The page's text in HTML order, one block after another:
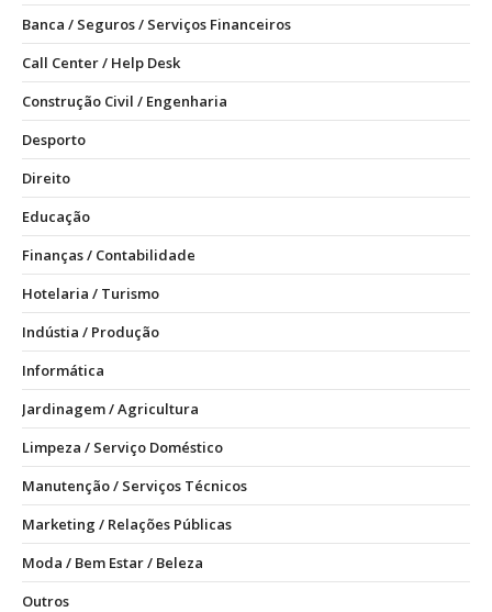
Banca / Seguros / Serviços Financeiros
Call Center / Help Desk
Construção Civil / Engenharia
Desporto
Direito
Educação
Finanças / Contabilidade
Hotelaria / Turismo
Indústia / Produção
Informática
Jardinagem / Agricultura
Limpeza / Serviço Doméstico
Manutenção / Serviços Técnicos
Marketing / Relações Públicas
Moda / Bem Estar / Beleza
Outros